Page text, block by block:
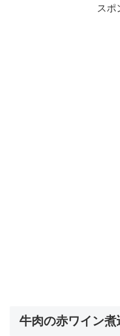
スポ
牛肉の赤ワイン煮